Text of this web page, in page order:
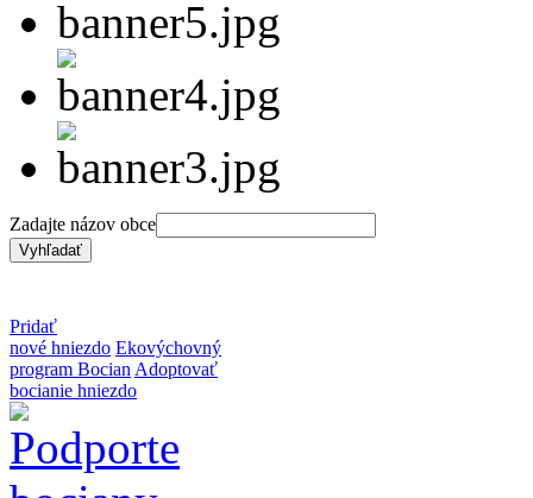
Zadajte názov obce
Pridať
nové hniezdo Ekovýchovný
program Bocian Adoptovať
bocianie hniezdo